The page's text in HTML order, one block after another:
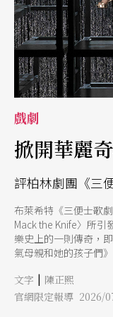
戲劇
掀開華麗
評柏林劇團《三
布萊希特《三便士歌
Mack the Knife〉所
樂史上的一則傳奇，
氣母親和她的孩子們
便士歌劇》似乎總能
特想同時娛樂且教育
文字 | 陳正熙
官網限定報導 2026/